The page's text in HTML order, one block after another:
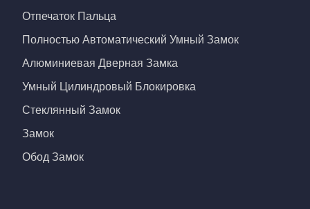
Отпечаток Пальца
Полностью Автоматический Умный Замок
Алюминиевая Дверная Замка
Умный Цилиндровый Блокировка
Стеклянный Замок
Замок
Обод Замок